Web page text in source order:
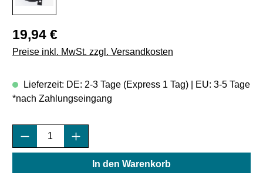
Regulärer Preis:
19,94 €
Preise inkl. MwSt. zzgl. Versandkosten
Lieferzeit: DE: 2-3 Tage (Express 1 Tag) | EU: 3-5 Tage
*nach Zahlungseingang
Produkt Anzahl: Gib den gewünschten
In den Warenkorb